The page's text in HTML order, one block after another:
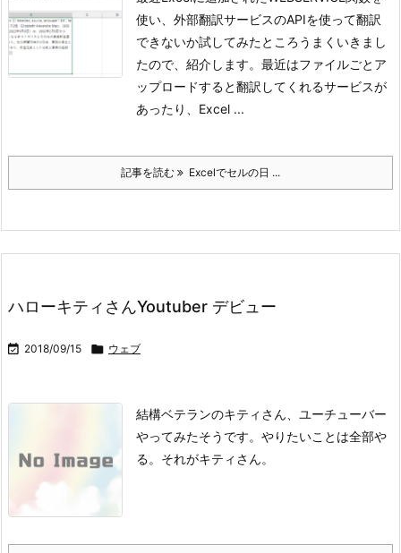
使い、外部翻訳サービスのAPIを使って翻訳
できないか試してみたところうまくいきまし
たので、紹介します。最近はファイルごとア
ップロードすると翻訳してくれるサービスが
あったり、Excel ...
記事を読む Excelでセルの日 ...
ハローキティさんYoutuber デビュー
 2018/09/15  ウェブ
結構ベテランのキティさん、ユーチューバー
やってみたそうです。やりたいことは全部や
る。それがキティさん。